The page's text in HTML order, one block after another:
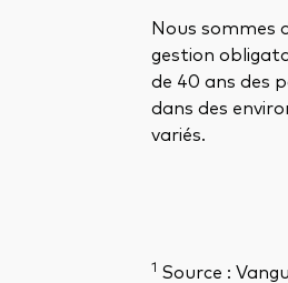
Nous sommes
gestion
de 40 ans des
dans des
variés.
1 Source :